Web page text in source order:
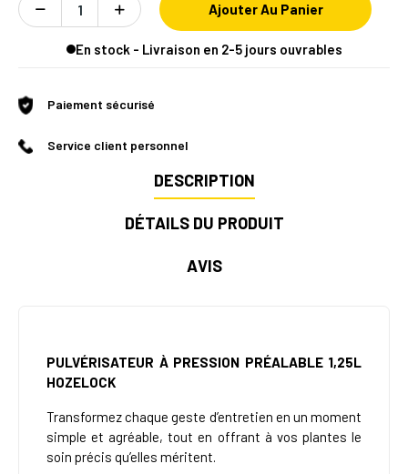
Ajouter Au Panier
En stock - Livraison en 2-5 jours ouvrables
Paiement sécurisé
Service client personnel
DESCRIPTION
DÉTAILS DU PRODUIT
AVIS
PULVÉRISATEUR À PRESSION PRÉALABLE 1,25L
HOZELOCK
Transformez chaque geste d’entretien en un moment
simple et agréable, tout en offrant à vos plantes le
soin précis qu’elles méritent.